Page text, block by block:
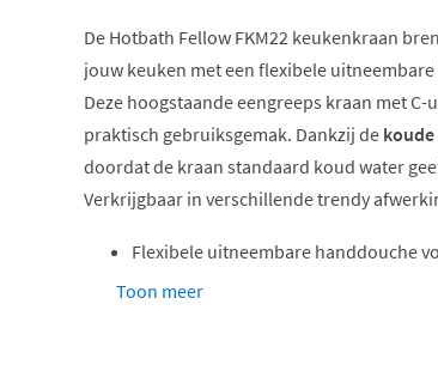
De Hotbath Fellow FKM22 keukenkraan
jouw keuken met een flexibele
Deze hoogstaande eengreeps kraan met
praktisch gebruiksgemak. Dankzij de
doordat de kraan standaard koud water
Verkrijgbaar in verschillende trendy
Flexibele uitneembare handdouche
Draaibare uitloop voor optimale
Toon meer